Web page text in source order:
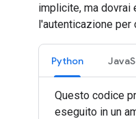
implicite, ma dovrai
l'autenticazione per
Python
Questo codice
eseguito in un